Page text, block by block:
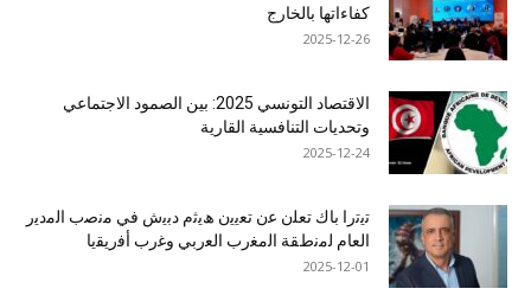
كفاءاتها بالخارج
2025-12-26
الاقتصاد التونسي 2025: بين الصمود الاجتماعي
وتحديات التنافسية القارية
2025-12-24
ﺗﯾﺗرا ﺑﺎك ﺗﻌﻠن ﻋن ﺗﻌﯾﯾن ھﯾﺛم دﺑﯾش ﻓﻲ ﻣﻧﺻب اﻟﻣدﯾر
اﻟﻌﺎم ﻟﻣﻧطﻘﺔ اﻟﻣﻐرب اﻟﻌرﺑﻲ وﻏرب أﻓرﯾﻘﯾﺎ
2025-12-01